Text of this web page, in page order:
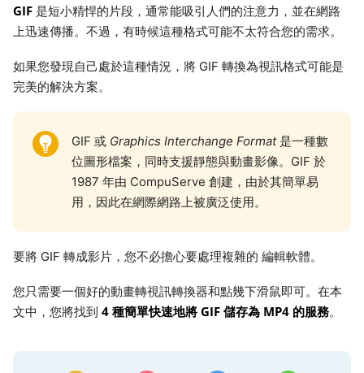
GIF 是短小精悍的片段，通常能吸引人們的注意力，並在網路
上迅速傳播。不過，有時候這種格式可能不太符合您的需求。
如果您發現自己處於這種情況，將 GIF 轉換為視訊格式可能是
完美的解決方案。
GIF 或 Graphics Interchange Format是一種數
位圖形檔案，同時支援靜態與動畫影像。GIF 於
1987 年由 CompuServe 創建，由於其簡單易
用，因此在網際網路上被廣泛使用。
要將 GIF 轉成影片，您不必擔心要處理複雜的 編輯軟體。
您只需要一個好的動畫轉視訊轉換器和點幾下滑鼠即可。在本
文中，您將找到 4 種簡單快速地將 GIF 儲存為 MP4 的服務。